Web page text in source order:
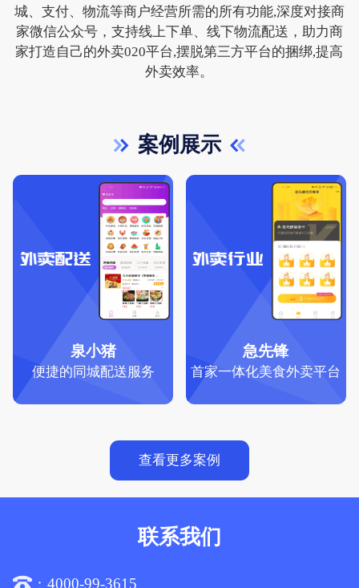
城、支付、物流等商户经营所需的所有功能,深度对接商
家微信公众号，支持线上下单、线下物流配送，助力商
家打造自己的外卖020平台,摆脱第三方平台的捆绑,提高
外卖效率。
案例展示
泉小猪
便捷的同城配送服务
急先锋
首家一体化美食外卖平台
查看更多案例
联系我们
：4000-99-3615